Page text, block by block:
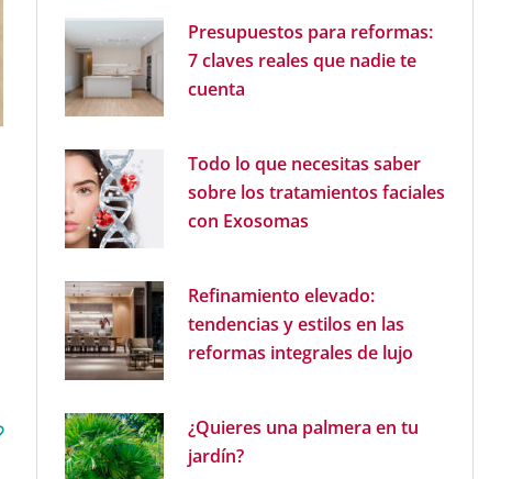
Presupuestos para reformas:
7 claves reales que nadie te
cuenta
Todo lo que necesitas saber
sobre los tratamientos faciales
con Exosomas
Refinamiento elevado:
tendencias y estilos en las
reformas integrales de lujo
¿Quieres una palmera en tu
jardín?